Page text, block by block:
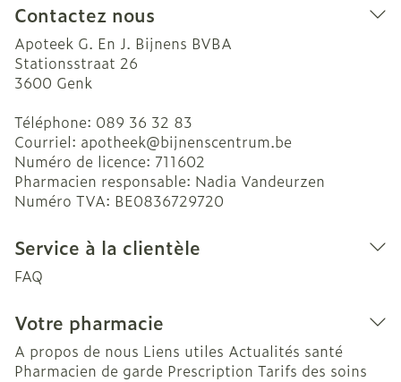
Contactez nous
Apoteek G. En J. Bijnens BVBA
Stationsstraat 26
3600 Genk
Téléphone: 089 36 32 83
Courriel: apotheek@bijnenscentrum.be
Numéro de licence: 711602
Pharmacien responsable: Nadia Vandeurzen
Numéro TVA: BE0836729720
Service à la clientèle
FAQ
Votre pharmacie
A propos de nous Liens utiles Actualités santé
Pharmacien de garde Prescription Tarifs des soins